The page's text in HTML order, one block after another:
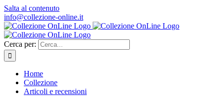
Salta al contenuto
info@collezione-online.it
Cerca per:
Home
Collezione
Articoli e recensioni